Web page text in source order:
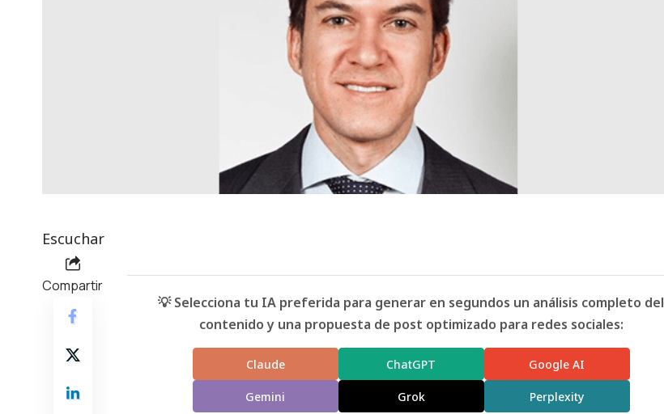
Escuchar
Compartir
💡 Selecciona tu IA preferida para generar en segundos un análisis completo del
contenido y una propuesta de post optimizado para redes sociales:
Claude ChatGPT Google AI
Gemini Grok Perplexity